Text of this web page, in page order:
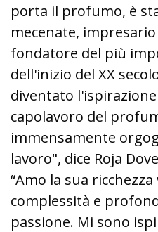
porta il profumo, è
mecenate,
fondatore del più
dell'inizio del XX
diventato
capolavoro del
immensamente
lavoro", dice Roja
“Amo la sua
complessità e
passione. Mi sono